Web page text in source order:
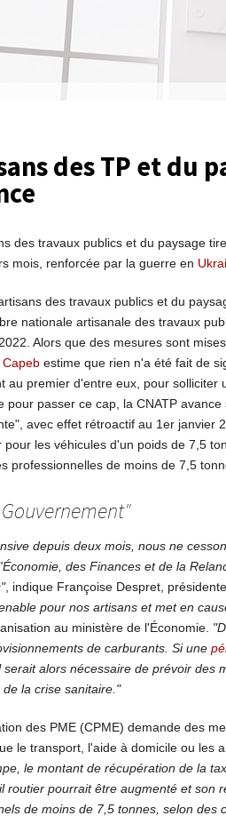
des TP et du
des travaux publics et du paysage
mois, renforcée par la guerre en
des travaux publics et du
nationale artisanale des travaux
Alors que des mesures sont
Capebestime que rien n'a été fait de
au premier d'entre eux, pour solliciter
passer ce cap, la CNATP
avec effet rétroactif au 1er janvier
les véhicules d'un poids de 7,5
professionnelles de moins de 7,5
depuis deux mois, nous ne
des Finances et de la
, indique Françoise Despret,
pour nos artisans et met en
au ministère de l'Économie.
de carburants. Si une
alors nécessaire de prévoir des
la crise sanitaire."
des PME (CPME) demande des
le transport, l'aide à domicile ou les
le montant de récupération de la
routier pourrait être augmenté et son
de moins de 7,5 tonnes, selon des